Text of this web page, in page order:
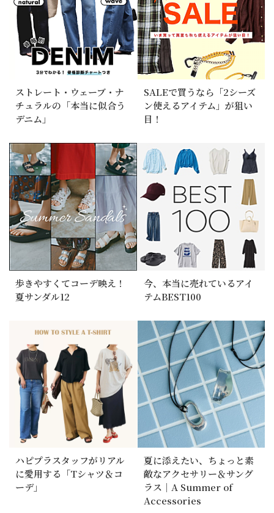
ストレート・ウェーブ・ナ
チュラルの「本当に似合う
デニム」
SALEで買うなら「2シーズ
ン使えるアイテム」が狙い
目！
歩きやすくてコーデ映え！
夏サンダル12
今、本当に売れているアイ
テムBEST100
ハピプラスタッフがリアル
に愛用する「Tシャツ＆コ
ーデ」
夏に添えたい、ちょっと素
敵なアクセサリー＆サング
ラス｜A Summer of
Accessories